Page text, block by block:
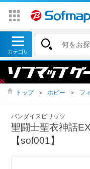
トップ ＞ ホビー ＞ フ
バンダイスピリッツ
聖闘士聖衣神話
【sof001】